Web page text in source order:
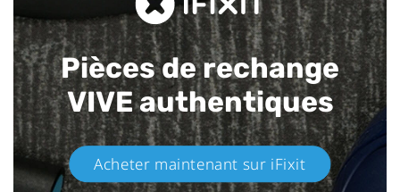
Pièces de rechange
VIVE authentiques​
Acheter maintenant sur iFixit​